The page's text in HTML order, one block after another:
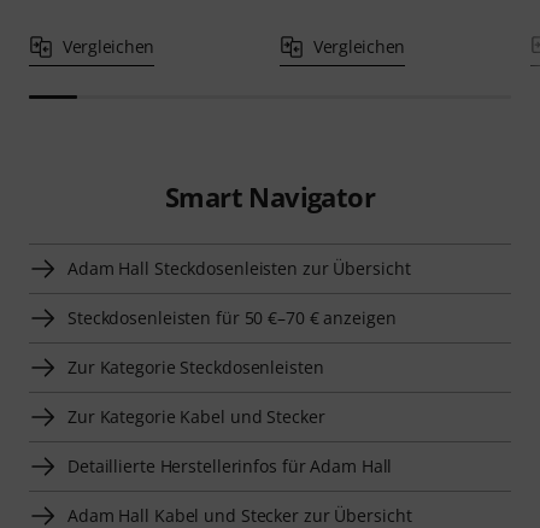
Vergleichen Vergleichen
Smart Navigator
Adam Hall Steckdosenleisten zur Übersicht
Steckdosenleisten für 50 €–70 € anzeigen
Zur Kategorie Steckdosenleisten
Zur Kategorie Kabel und Stecker
Detaillierte Herstellerinfos für Adam Hall
Adam Hall Kabel und Stecker zur Übersicht